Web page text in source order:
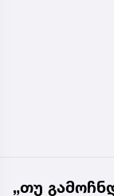
„თუ